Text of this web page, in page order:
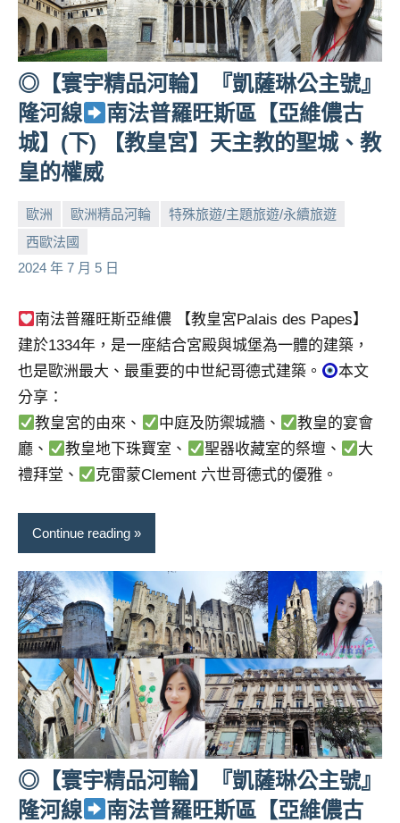
◎【寰宇精品河輪】『凱薩琳公主號』
隆河線
南法普羅旺斯區【亞維儂古
城】(下) 【教皇宮】天主教的聖城、教
皇的權威
歐洲 歐洲精品河輪
特殊旅遊/主題旅遊/永續旅遊
西歐法國
2024 年 7 月 5 日
小
芳
No
comments
南法普羅旺斯亞維儂 【教皇宮Palais des Papes】
建於1334年，是一座結合宮殿與城堡為一體的建築，
也是歐洲最大、最重要的中世紀哥德式建築。
本文
分享：
教皇宮的由來、
中庭及防禦城牆、
教皇的宴會
廳、
教皇地下珠寶室、 聖器收藏室的祭壇、
大
禮拜堂、
克雷蒙Clement 六世哥德式的優雅。
Continue reading
◎【寰宇精品河輪】『凱薩琳公主號』
隆河線
南法普羅旺斯區【亞維儂古